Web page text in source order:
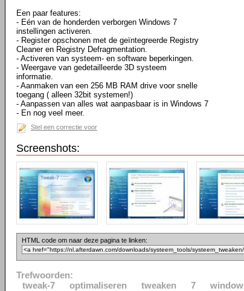
Een paar features:
- Eén van de honderden verborgen Windows 7
instellingen activeren.
- Register opschonen met de geïntegreerde Registry
Cleaner en Registry Defragmentation.
- Activeren van systeem- en software beperkingen.
- Weergave van gedetailleerde 3D systeem
informatie.
- Aanmaken van een 256 MB RAM drive voor snelle
toegang ( alleen 32bit systemen!)
- Aanpassen van alles wat aanpasbaar is in Windows 7
- En nog veel meer.
Stel een correctie voor
Screenshots:
HTML code om naar deze pagina te linken:
Trefwoorden:
tweak-7
optimaliseren tweaken 7